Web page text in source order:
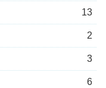
13
2
3
6